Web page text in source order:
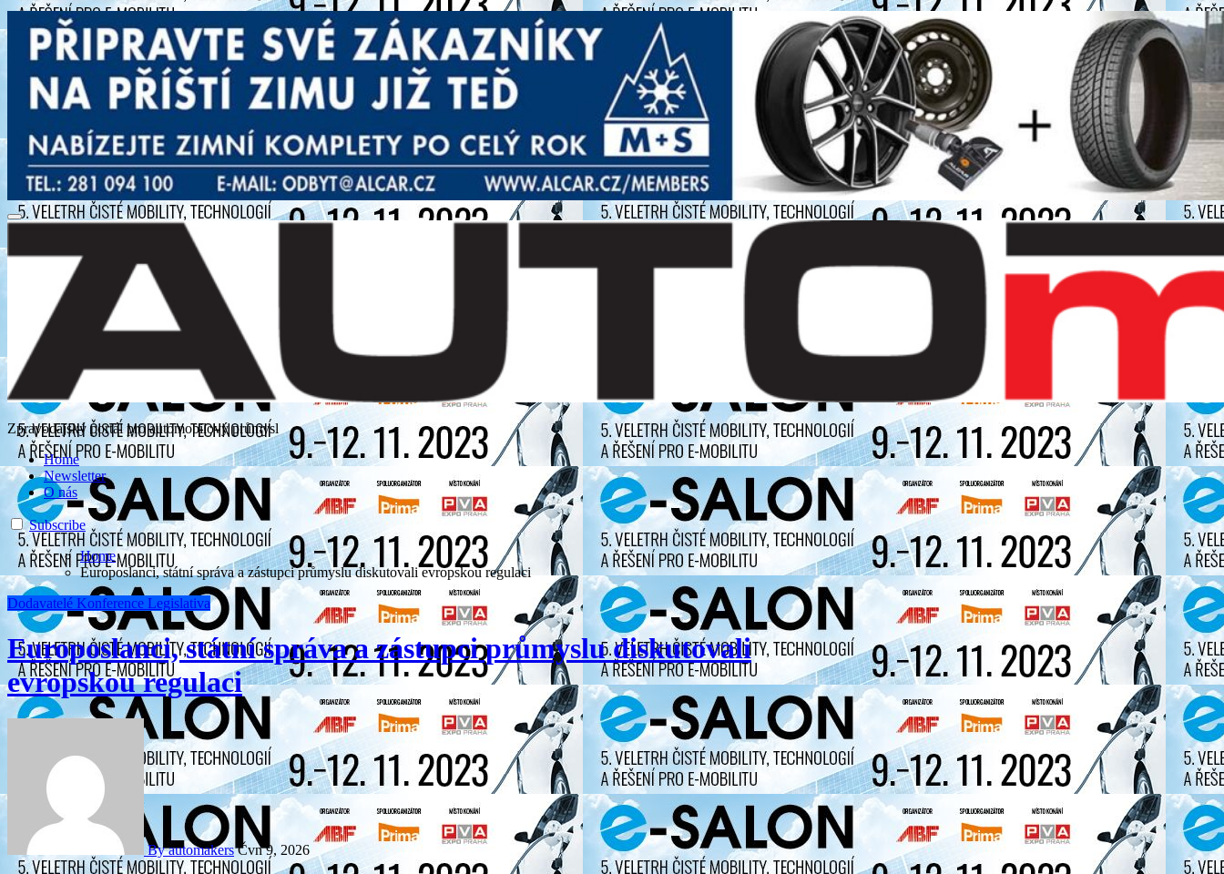
Zpravodajský portál pro automobilový průmysl
Home
Newsletter
O nás
Subscribe
Home
Europoslanci, státní správa a zástupci průmyslu diskutovali evropskou regulaci
Dodavatelé Konference Legislativa
Europoslanci, státní správa a zástupci průmyslu diskutovali
evropskou regulaci
By automakers Čvn 9, 2026